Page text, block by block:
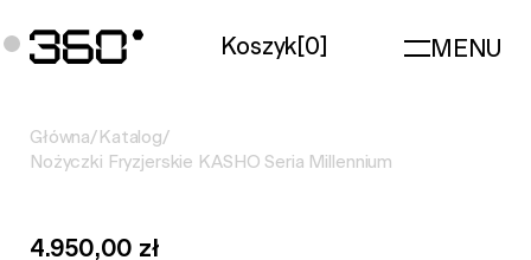
Koszyk 0 MENU
Główna/ Katalog/
Nożyczki Fryzjerskie KASHO Seria Millennium
4.950,00 zł